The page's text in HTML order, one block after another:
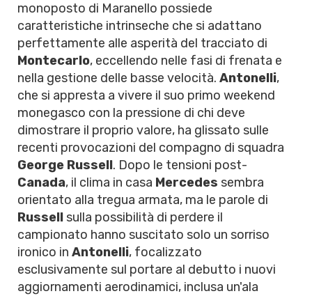
monoposto di Maranello possiede
caratteristiche intrinseche che si adattano
perfettamente alle asperità del tracciato di
Montecarlo, eccellendo nelle fasi di frenata e
nella gestione delle basse velocità. Antonelli,
che si appresta a vivere il suo primo weekend
monegasco con la pressione di chi deve
dimostrare il proprio valore, ha glissato sulle
recenti provocazioni del compagno di squadra
George Russell. Dopo le tensioni post-
Canada, il clima in casa Mercedes sembra
orientato alla tregua armata, ma le parole di
Russell sulla possibilità di perdere il
campionato hanno suscitato solo un sorriso
ironico in Antonelli, focalizzato
esclusivamente sul portare al debutto i nuovi
aggiornamenti aerodinamici, inclusa un'ala